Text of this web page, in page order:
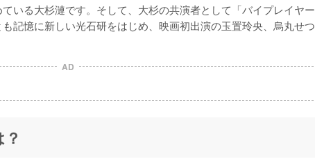
いる大杉漣です。そして、大杉の共演者として「バイプレイヤー
記憶に新しい光石研をはじめ、映画初出演の玉置玲央、烏丸せつ
AD